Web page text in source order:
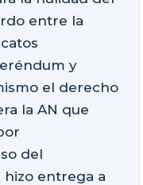
entre la
y
el derecho
la AN que
del
entrega a